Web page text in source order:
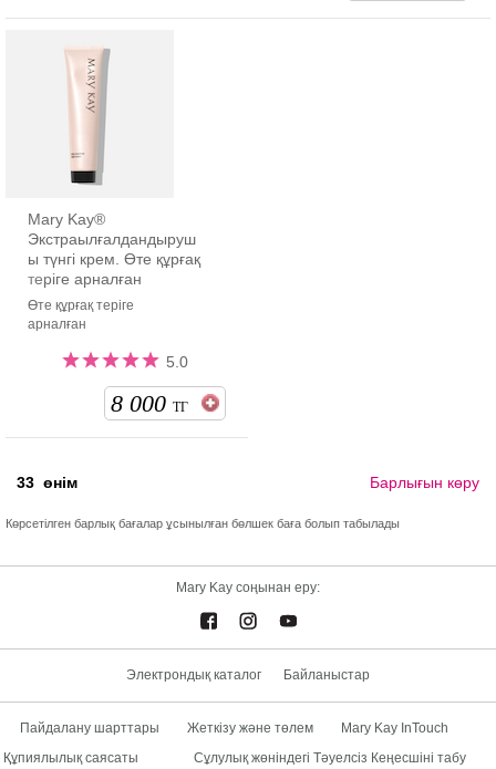
Mary Kay®
Экстраылғалдандыруш
ы түнгі крем. Өте құрғақ
теріге арналған
Өте құрғақ теріге
арналған
5.0
8 000 ТГ
33 өнім Барлығын көру
Көрсетілген барлық бағалар ұсынылған бөлшек баға болып табылады
Mary Kay соңынан еру:
Электрондық каталог Байланыстар
Пайдалану шарттары Жеткізу және төлем
Mary Kay InTouch
Құпиялылық саясаты
Сұлулық жөніндегі Тәуелсіз Кеңесшіні табу